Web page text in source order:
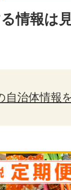
情報は
自治体情報